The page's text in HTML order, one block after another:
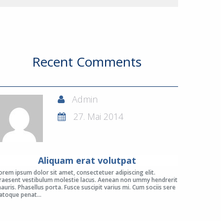
Recent Comments
Admin
27. Mai 2014
Aliquam erat volutpat
ipsum dolor sit amet, consectetuer adipiscing elit.
vestibulum molestie lacus. Aenean non ummy hendrerit
Phasellus porta. Fusce suscipit varius mi. Cum sociis sere
penat...